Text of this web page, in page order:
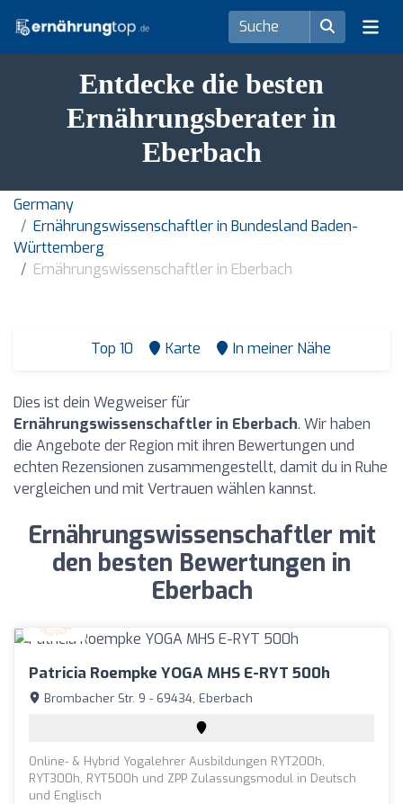
Entdecke die besten
Ernährungsberater in
Eberbach
Germany
Ernährungswissenschaftler in Bundesland Baden-
Württemberg
Ernährungswissenschaftler in Eberbach
Top 10 Karte In meiner Nähe
Dies ist dein Wegweiser für
Ernährungswissenschaftler in Eberbach. Wir haben
die Angebote der Region mit ihren Bewertungen und
echten Rezensionen zusammengestellt, damit du in Ruhe
vergleichen und mit Vertrauen wählen kannst.
Ernährungswissenschaftler mit
den besten Bewertungen in
Eberbach
Patricia Roempke YOGA MHS E-RYT 500h
Brombacher Str. 9 - 69434, Eberbach
Online- & Hybrid Yogalehrer Ausbildungen RYT200h,
RYT300h, RYT500h und ZPP Zulassungsmodul in Deutsch
und Englisch